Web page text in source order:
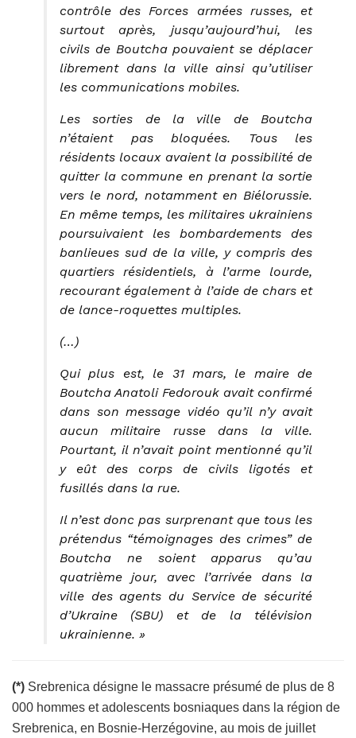
contrôle des Forces armées russes, et
surtout après, jusqu’aujourd’hui, les
civils de Boutcha pouvaient se déplacer
librement dans la ville ainsi qu’utiliser
les communications mobiles.
Les sorties de la ville de Boutcha
n’étaient pas bloquées. Tous les
résidents locaux avaient la possibilité de
quitter la commune en prenant la sortie
vers le nord, notamment en Biélorussie.
En même temps, les militaires ukrainiens
poursuivaient les bombardements des
banlieues sud de la ville, y compris des
quartiers résidentiels, à l’arme lourde,
recourant également à l’aide de chars et
de lance-roquettes multiples.
(…)
Qui plus est, le 31 mars, le maire de
Boutcha Anatoli Fedorouk avait confirmé
dans son message vidéo qu’il n’y avait
aucun militaire russe dans la ville.
Pourtant, il n’avait point mentionné qu’il
y eût des corps de civils ligotés et
fusillés dans la rue.
Il n’est donc pas surprenant que tous les
prétendus “témoignages des crimes” de
Boutcha ne soient apparus qu’au
quatrième jour, avec l’arrivée dans la
ville des agents du Service de sécurité
d’Ukraine (SBU) et de la télévision
ukrainienne. »
(*) Srebrenica désigne le massacre présumé de plus de 8
000 hommes et adolescents bosniaques dans la région de
Srebrenica, en Bosnie-Herzégovine, au mois de juillet